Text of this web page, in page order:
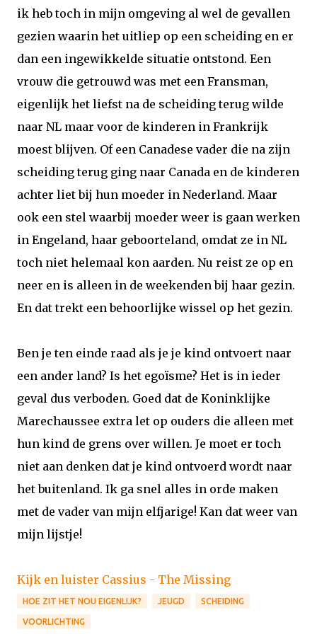
ik heb toch in mijn omgeving al wel de gevallen
gezien waarin het uitliep op een scheiding en er
dan een ingewikkelde situatie ontstond. Een
vrouw die getrouwd was met een Fransman,
eigenlijk het liefst na de scheiding terug wilde
naar NL maar voor de kinderen in Frankrijk
moest blijven. Of een Canadese vader die na zijn
scheiding terug ging naar Canada en de kinderen
achter liet bij hun moeder in Nederland. Maar
ook een stel waarbij moeder weer is gaan werken
in Engeland, haar geboorteland, omdat ze in NL
toch niet helemaal kon aarden. Nu reist ze op en
neer en is alleen in de weekenden bij haar gezin.
En dat trekt een behoorlijke wissel op het gezin.
Ben je ten einde raad als je je kind ontvoert naar
een ander land? Is het egoïsme? Het is in ieder
geval dus verboden. Goed dat de Koninklijke
Marechaussee extra let op ouders die alleen met
hun kind de grens over willen. Je moet er toch
niet aan denken dat je kind ontvoerd wordt naar
het buitenland. Ik ga snel alles in orde maken
met de vader van mijn elfjarige! Kan dat weer van
mijn lijstje!
Kijk en luister Cassius - The Missing
HOE ZIT HET NOU EIGENLIJK? JEUGD SCHEIDING
VOORLICHTING